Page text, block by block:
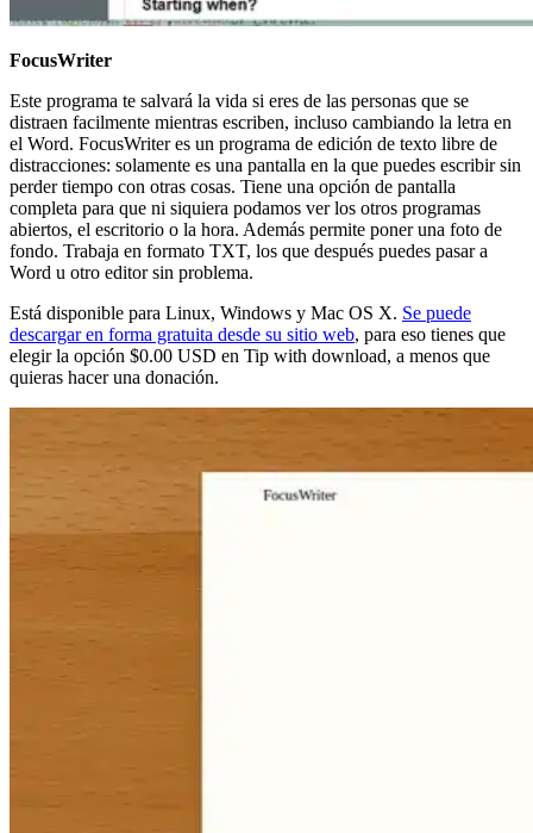
FocusWriter
Este programa te salvará la vida si eres de las personas que se
distraen facilmente mientras escriben, incluso cambiando la letra en
el Word. FocusWriter es un programa de edición de texto libre de
distracciones: solamente es una pantalla en la que puedes escribir sin
perder tiempo con otras cosas. Tiene una opción de pantalla
completa para que ni siquiera podamos ver los otros programas
abiertos, el escritorio o la hora. Además permite poner una foto de
fondo. Trabaja en formato TXT, los que después puedes pasar a
Word u otro editor sin problema.
Está disponible para Linux, Windows y Mac OS X. Se puede
descargar en forma gratuita desde su sitio web, para eso tienes que
elegir la opción $0.00 USD en Tip with download, a menos que
quieras hacer una donación.